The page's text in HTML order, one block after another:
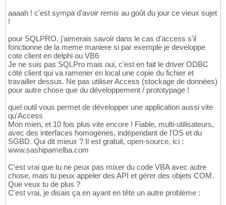
aaaah ! c'est sympa d'avoir remis au goût du jour ce vieux sujet
!
pour SQLPRO, j'aimerais savoir dans le cas d'access s'il
fonctionne de la meme maniere si par exemple je developpe
cote client en delphi ou VB6
Je ne suis pas SQLPro mais oui, c'est en fait le driver ODBC
côté client qui va ramener en local une copie du fichier et
travailler dessus. Ne pas utiliser Access (stockage de données)
pour autre chose que du développement / prototypage !
quel outil vous permet de développer une application aussi vite
qu'Access
Mon mien, et 10 fois plus vite encore ! Fiable, multi-utilisateurs,
avec des interfaces homogènes, indépendant de l'OS et du
SGBD. Qui dit mieux ? Il est gratuit, open-source, ici :
www.sashipamelba.com
C'est vrai que tu ne peux pas mixer du code VBA avec autre
chose, mais tu peux appeler des API et gérer des objets COM.
Que veux tu de plus ?
C'est vrai, je disais ça en ayant en tête un autre problème :